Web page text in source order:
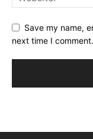
Save my name,
next time I comment.